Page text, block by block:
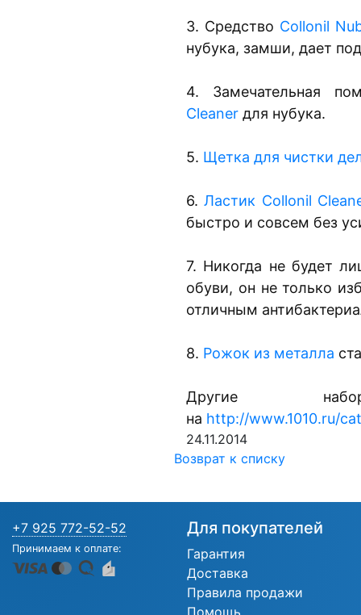
3. Средство Collonil
нубука, замши, дает
4. Замечательная
Cleaner для нубука.
5. Щетка для чистки
6.Ластик Collonil
быстро и совсем без
7. Никогда не будет
обуви, он не только
отличным
8. Рожок из металла
Другие
на http://www.1010.ru/
24.11.2014
Возврат к списку
+7 925 772-52-52
Принимаем к оплате:
Для покупателей
Гарантия
Доставка
Правила продажи
Помощь